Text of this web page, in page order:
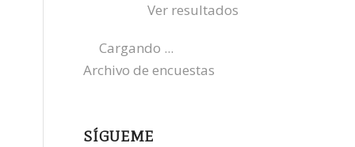
Ver resultados
Cargando ...
Archivo de encuestas
SÍGUEME